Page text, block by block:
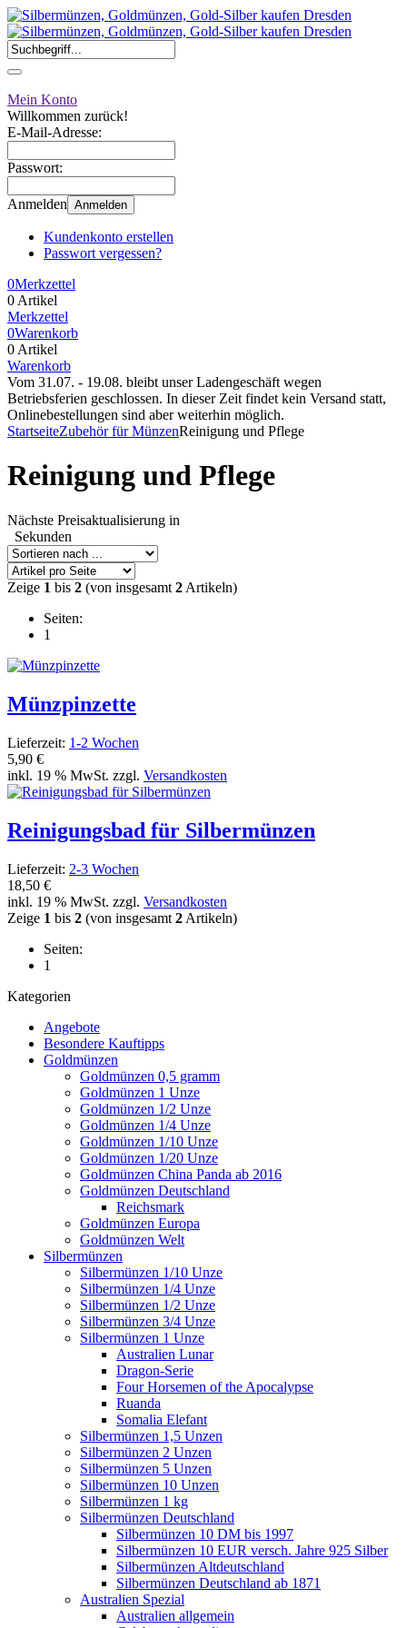
Mein Konto
Willkommen zurück!
E-Mail-Adresse:
Passwort:
Anmelden Anmelden
Kundenkonto erstellen
Passwort vergessen?
0Merkzettel
0 Artikel
Merkzettel
0Warenkorb
0 Artikel
Warenkorb
Vom 31.07. - 19.08. bleibt unser Ladengeschäft wegen
Betriebsferien geschlossen. In dieser Zeit findet kein Versand statt,
Onlinebestellungen sind aber weiterhin möglich.
StartseiteZubehör für MünzenReinigung und Pflege
Reinigung und Pflege
Nächste Preisaktualisierung in
Sekunden
Zeige 1 bis 2 (von insgesamt 2 Artikeln)
Seiten:
1
Münzpinzette
Lieferzeit: 1-2 Wochen
5,90 €
inkl. 19 % MwSt. zzgl. Versandkosten
Reinigungsbad für Silbermünzen
Lieferzeit: 2-3 Wochen
18,50 €
inkl. 19 % MwSt. zzgl. Versandkosten
Zeige 1 bis 2 (von insgesamt 2 Artikeln)
Seiten:
1
Kategorien
Angebote
Besondere Kauftipps
Goldmünzen
Goldmünzen 0,5 gramm
Goldmünzen 1 Unze
Goldmünzen 1/2 Unze
Goldmünzen 1/4 Unze
Goldmünzen 1/10 Unze
Goldmünzen 1/20 Unze
Goldmünzen China Panda ab 2016
Goldmünzen Deutschland
Reichsmark
Goldmünzen Europa
Goldmünzen Welt
Silbermünzen
Silbermünzen 1/10 Unze
Silbermünzen 1/4 Unze
Silbermünzen 1/2 Unze
Silbermünzen 3/4 Unze
Silbermünzen 1 Unze
Australien Lunar
Dragon-Serie
Four Horsemen of the Apocalypse
Ruanda
Somalia Elefant
Silbermünzen 1,5 Unzen
Silbermünzen 2 Unzen
Silbermünzen 5 Unzen
Silbermünzen 10 Unzen
Silbermünzen 1 kg
Silbermünzen Deutschland
Silbermünzen 10 DM bis 1997
Silbermünzen 10 EUR versch. Jahre 925 Silber
Silbermünzen Altdeutschland
Silbermünzen Deutschland ab 1871
Australien Spezial
Australien allgemein